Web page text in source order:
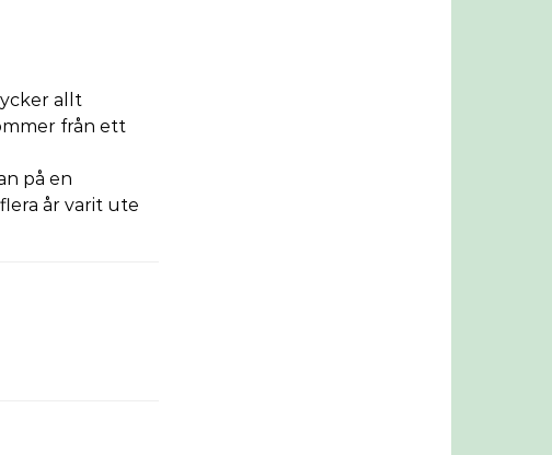
allt
från ett
på en
år varit ute